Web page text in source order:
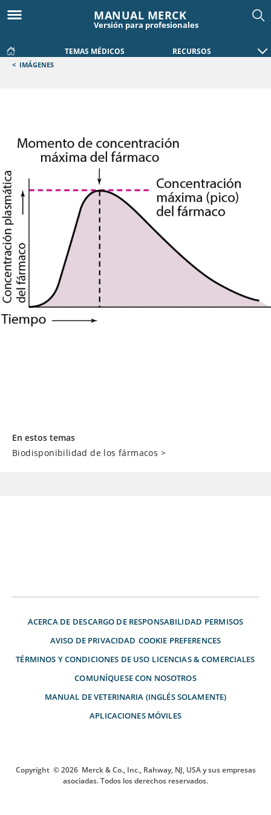
MANUAL MERCK
Versión para profesionales
TEMAS MÉDICOS RECURSOS
< IMÁGENES
En estos temas
Biodisponibilidad de los fármacos >
ACERCA DE DESCARGO DE RESPONSABILIDAD PERMISOS
AVISO DE PRIVACIDAD COOKIE PREFERENCES
TÉRMINOS Y CONDICIONES DE USO LICENCIAS & COMERCIALES
COMUNÍQUESE CON NOSOTROS
MANUAL DE VETERINARIA (INGLÉS SOLAMENTE)
APLICACIONES MÓVILES
Copyright © 2026 Merck & Co., Inc., Rahway, NJ, USA y sus empresas
asociadas. Todos los derechos reservados.